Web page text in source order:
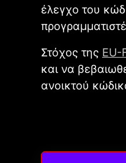
έλεγχο του
Στόχος της EU-
και να
ανοικτού